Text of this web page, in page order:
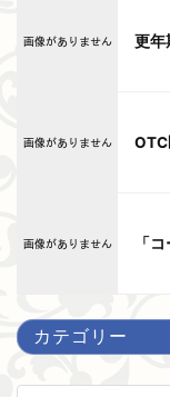
更年
OTC
「
カテゴリー